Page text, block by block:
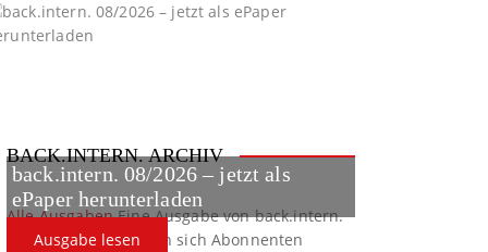
back.intern. 08/2026 – jetzt als
ePaper herunterladen
Ausgabe lesen
BACK.INTERN. ARCHIV
Alle AusgabenEine Ausgabe von back.intern.
verpasst? Hier können sich Abonnenten